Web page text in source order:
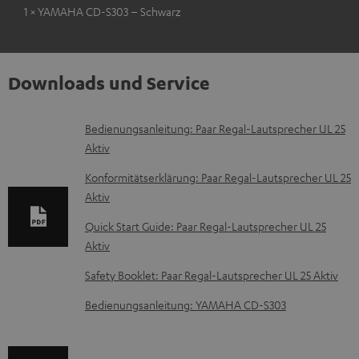
1 × YAMAHA CD-S303 – Schwarz
Downloads und Service
D
o
k
u
m
e
n
t
Bedienungsanleitung: Paar Regal-Lautsprecher UL 25
Aktiv
Konformitätserklärung: Paar Regal-Lautsprecher UL 25
Aktiv
Quick Start Guide: Paar Regal-Lautsprecher UL 25
Aktiv
Safety Booklet: Paar Regal-Lautsprecher UL 25 Aktiv
Bedienungsanleitung: YAMAHA CD-S303